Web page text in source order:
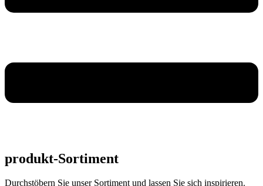
produkt-Sortiment
Durchstöbern Sie unser Sortiment und lassen Sie sich inspirieren.